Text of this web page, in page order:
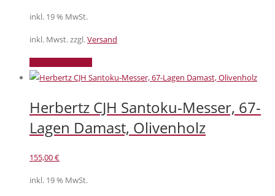
inkl. 19 % MwSt.
inkl. Mwst. zzgl.Versand
Herbertz CJH Santoku-Messer, 67-
Lagen Damast, Olivenholz
155,00€
inkl. 19 % MwSt.